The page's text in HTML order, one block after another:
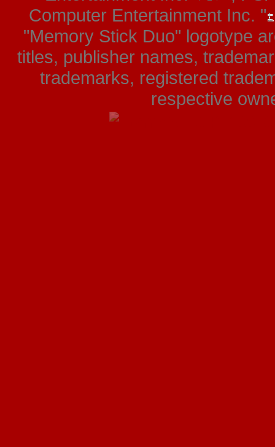
Computer Entertainment Inc. "
"Memory Stick Duo" logotype
titles, publisher names,
trademarks, registered
respective